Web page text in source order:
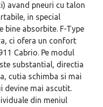
avand pneuri cu talon
in special
bine absorbite. F-Type
ci ofera un confort
Cabrio. Pe modul
substantial, directia
cutia schimba si mai
devine mai ascutit.
din meniul